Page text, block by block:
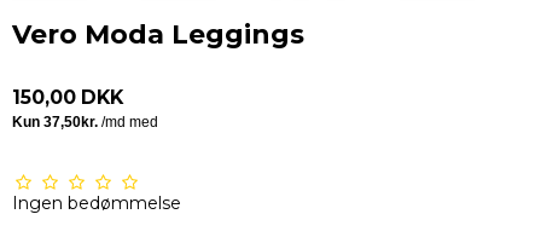
Vero Moda Leggings
150,00 DKK
Ingen bedømmelse